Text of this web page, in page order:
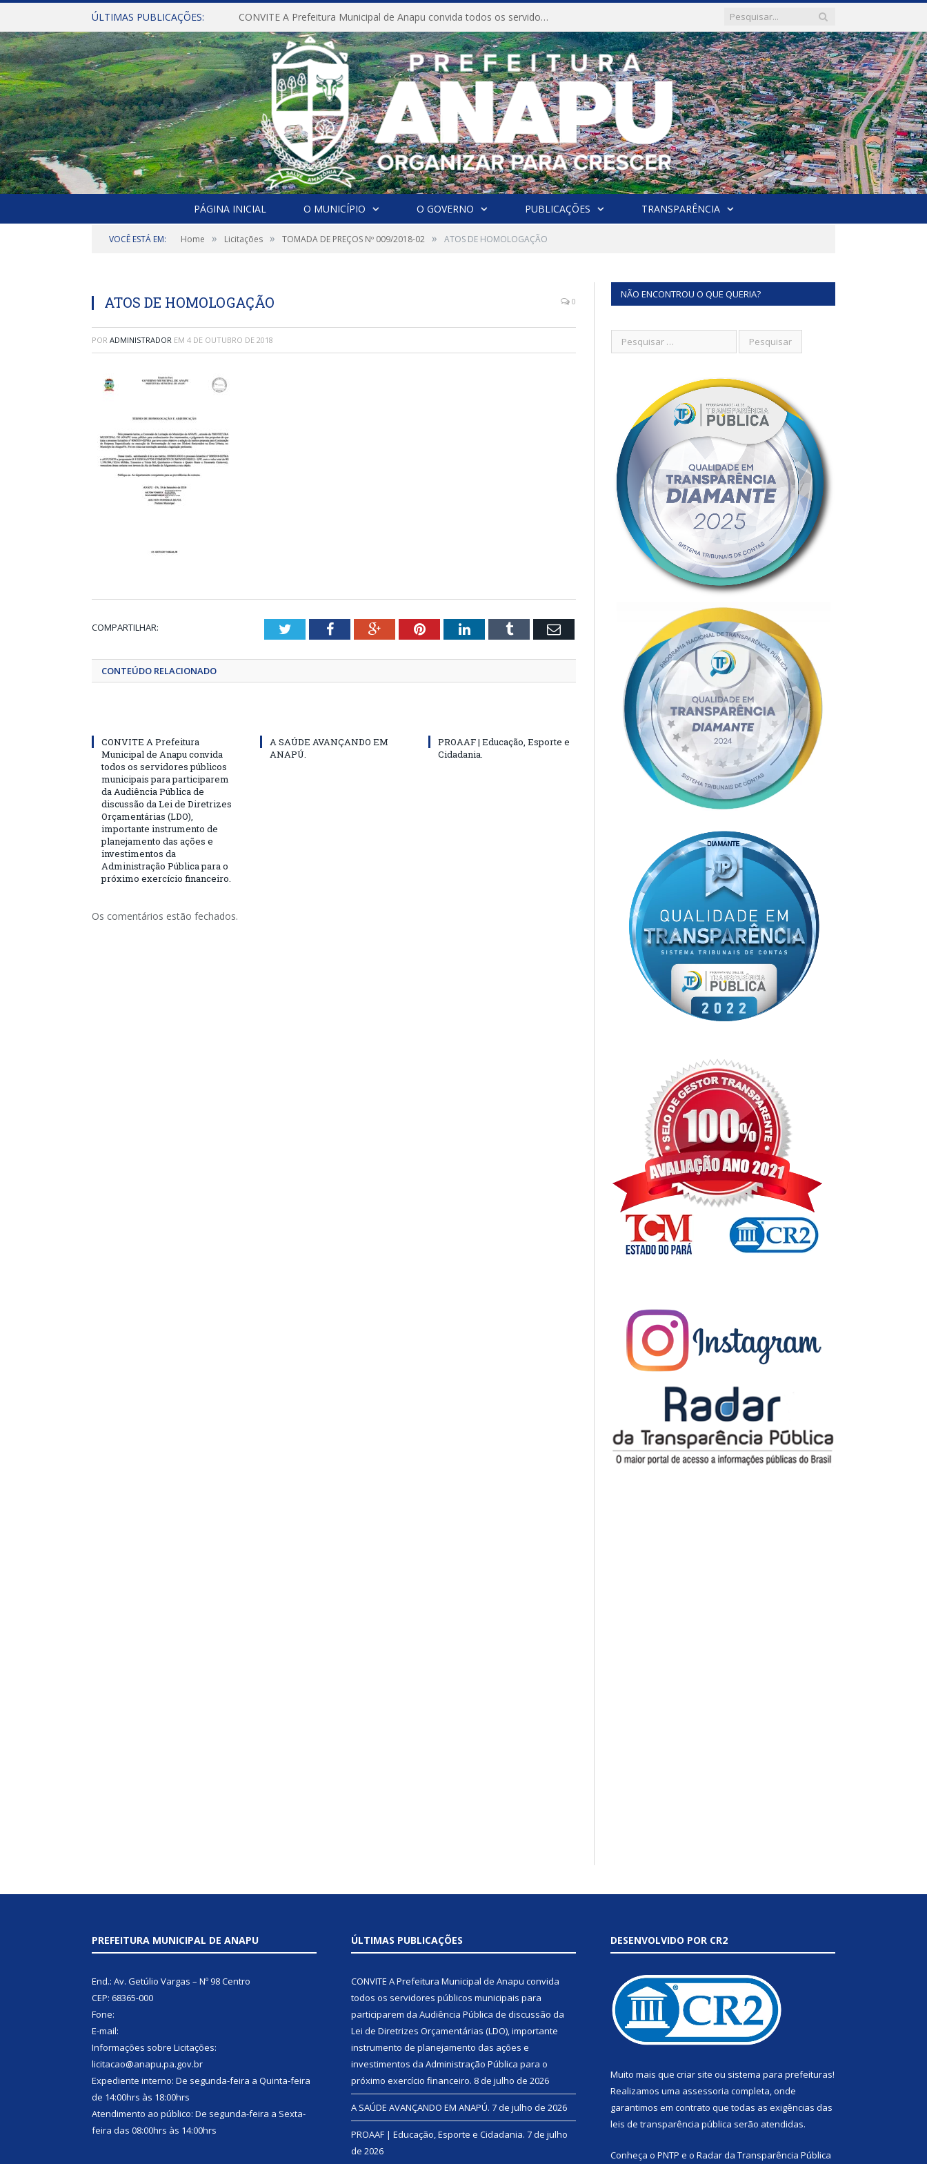
ÚLTIMAS PUBLICAÇÕES: CONVITE A Prefeitura Municipal de Anapu convida todos os servidores públicos municipais para participarem da Audiência Pública de discussão da Lei de Diretrizes Orçamentárias (LDO), importante instrumento de planejamento das ações e investimentos da Administração Pública para o próximo exercício financeiro.
PÁGINA INICIAL O MUNICÍPIO O GOVERNO PUBLICAÇÕES TRANSPARÊNCIA
VOCÊ ESTÁ EM: Home » Licitações » TOMADA DE PREÇOS Nº 009/2018-02 » ATOS DE HOMOLOGAÇÃO
ATOS DE HOMOLOGAÇÃO 0
POR ADMINISTRADOR EM 4 DE OUTUBRO DE 2018
COMPARTILHAR: TwitterFacebookGoogle+PinterestLinkedInTumblr Email
CONTEÚDO RELACIONADO
CONVITE A Prefeitura
Municipal de Anapu convida
todos os servidores públicos
municipais para participarem
da Audiência Pública de
discussão da Lei de Diretrizes
Orçamentárias (LDO),
importante instrumento de
planejamento das ações e
investimentos da
Administração Pública para o
próximo exercício financeiro.
A SAÚDE AVANÇANDO EM
ANAPÚ.
PROAAF | Educação, Esporte e
Cidadania.
Os comentários estão fechados.
NÃO ENCONTROU O QUE QUERIA?
PREFEITURA MUNICIPAL DE ANAPU
End.: Av. Getúlio Vargas – Nº 98 Centro
CEP: 68365-000
Fone:
E-mail:
Informações sobre Licitações:
licitacao@anapu.pa.gov.br
Expediente interno: De segunda-feira a Quinta-feira
de 14:00hrs às 18:00hrs
Atendimento ao público: De segunda-feira a Sexta-
feira das 08:00hrs às 14:00hrs
ÚLTIMAS PUBLICAÇÕES
CONVITE A Prefeitura Municipal de Anapu convida
todos os servidores públicos municipais para
participarem da Audiência Pública de discussão da
Lei de Diretrizes Orçamentárias (LDO), importante
instrumento de planejamento das ações e
investimentos da Administração Pública para o
próximo exercício financeiro. 8 de julho de 2026
A SAÚDE AVANÇANDO EM ANAPÚ. 7 de julho de 2026
PROAAF | Educação, Esporte e Cidadania. 7 de julho
de 2026
DESENVOLVIDO POR CR2
Muito mais que criar site ou sistema para prefeituras!
Realizamos uma assessoria completa, onde
garantimos em contrato que todas as exigências das
leis de transparência pública serão atendidas.
Conheça o PNTP e o Radar da Transparência Pública